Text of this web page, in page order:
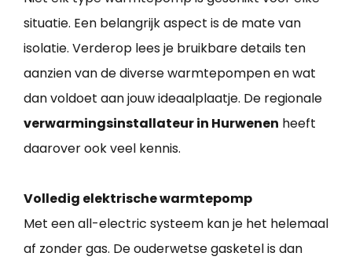
situatie. Een belangrijk aspect is de mate van
isolatie. Verderop lees je bruikbare details ten
aanzien van de diverse warmtepompen en wat
dan voldoet aan jouw ideaalplaatje. De regionale
verwarmingsinstallateur in Hurwenen heeft
daarover ook veel kennis.
Volledig elektrische warmtepomp
Met een all-electric systeem kan je het helemaal
af zonder gas. De ouderwetse gasketel is dan